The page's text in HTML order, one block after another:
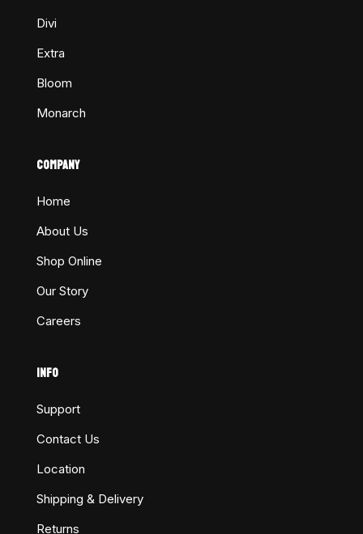
Divi
Extra
Bloom
Monarch
COMPANY
Home
About Us
Shop Online
Our Story
Careers
INFO
Support
Contact Us
Location
Shipping & Delivery
Returns